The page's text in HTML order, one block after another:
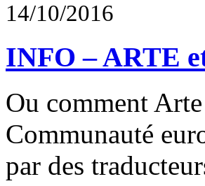
14/10/2016
INFO – ARTE
Ou comment
Communauté
par des